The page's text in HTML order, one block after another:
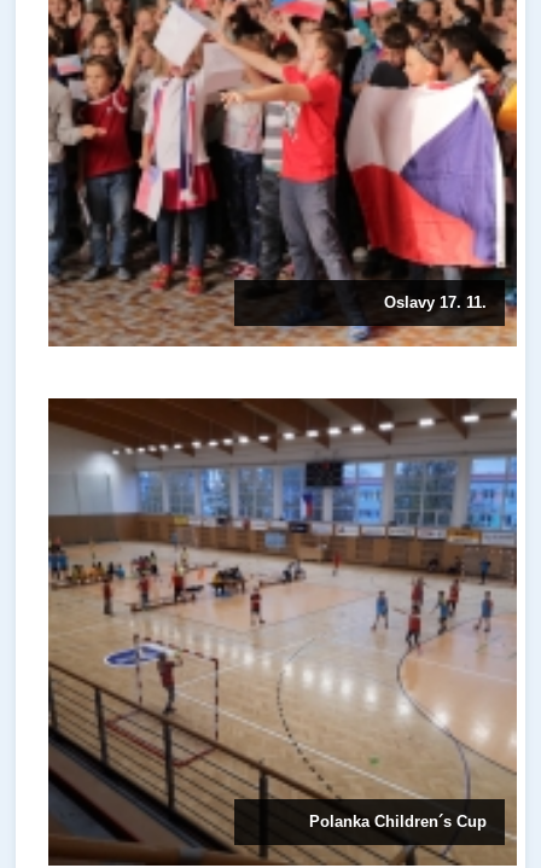
Oslavy 17. 11.
Polanka Children´s Cup